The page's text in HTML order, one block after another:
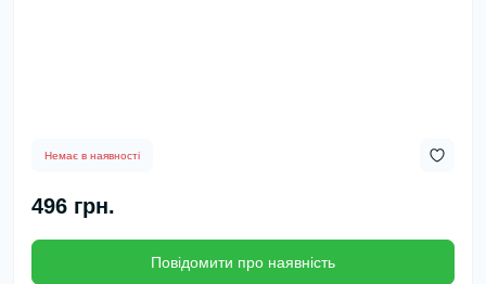
Немає в наявності
496 грн.
Повідомити про наявність